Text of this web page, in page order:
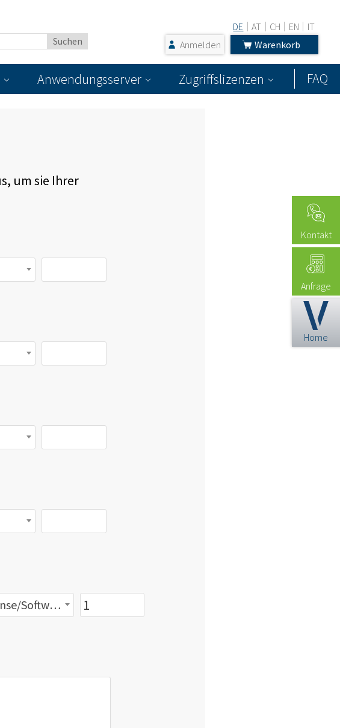
DE AT CH EN
IT
Anmelden
Warenkorb
Anwendungsserver Zugriffslizenzen FAQ
Kontakt
Anfrage
Home
um sie Ihrer
Microsoft ExchangeStandardCAL Sngl License/SoftwareAssurancePack